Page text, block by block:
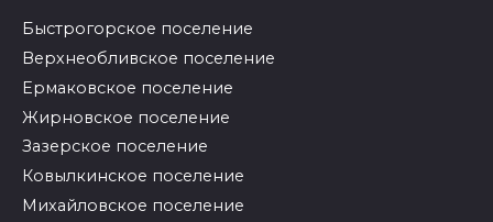
Быстрогорское поселение
Верхнеобливское поселение
Ермаковское поселение
Жирновское поселение
Зазерское поселение
Ковылкинское поселение
Михайловское поселение